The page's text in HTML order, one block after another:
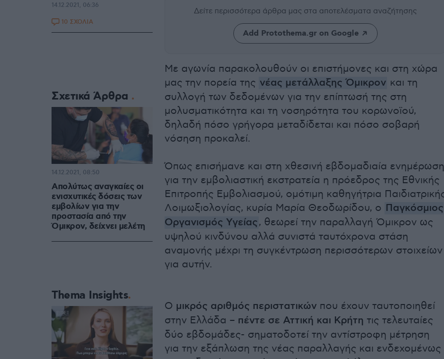
Δείτε περισσότερα άρθρα μας στα αποτελέσματα αναζήτησης
Add Protothema.gr on Google
Με αγωνία παρακολουθούν οι επιστήμονες και στη χώρα
μας την πορεία της νέας μετάλλαξης Όμικρον και τη
συλλογή των δεδομένων για την επίπτωσή της στη
μολυσματικότητα και τη νοσηρότητα του κορωνοϊού,
δηλαδή πόσο γρήγορα μεταδίδεται και πόσο σοβαρή
νόσηση προκαλεί.
Όπως επισήμανε και στη χθεσινή εβδομαδιαία ενημέρωση
για την εμβολιαστική εκστρατεία η πρόεδρος της Εθνικής
Επιτροπής Εμβολιασμού, ομότιμη καθηγήτρια
Λοιμωξιολογίας, κυρία Μαρία Θεοδωρίδου, ο Παγκόσμιος
Οργανισμός Υγείας, θεωρεί την παραλλαγή Όμικρον ως
υψηλού κινδύνου αλλά συνιστά ταυτόχρονα στάση
αναμονής μέχρι τη συγκέντρωση περισσότερων στοιχείων
για αυτήν.
Ο μικρός αριθμός περιστατικών που έχουν ταυτοποιηθεί
στην Ελλάδα – πέντε σε Αττική και Κρήτη τις τελευταίες
δύο εβδομάδες- σηματοδοτεί την αντίστροφη μέτρηση
για την εξάπλωση της νέας παραλλαγής και ενδεχομένως
14.12.2021, 06:36
10 ΣΧΟΛΙΑ
Σχετικά Άρθρα
Απολύτως αναγκαίες οι
ενισχυτικές δόσεις των
εμβολίων για την
προστασία από την
Όμικρον, δείχνει μελέτη
14.12.2021, 08:50
Thema Insights